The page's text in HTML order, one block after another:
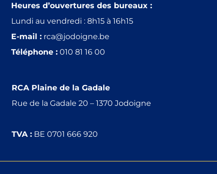
Heures d’ouvertures des bureaux :
Lundi au vendredi : 8h15 à 16h15
E-mail : rca@jodoigne.be
Téléphone : 010 81 16 00
RCA Plaine de la Gadale
Rue de la Gadale 20 – 1370 Jodoigne
TVA : BE 0701 666 920